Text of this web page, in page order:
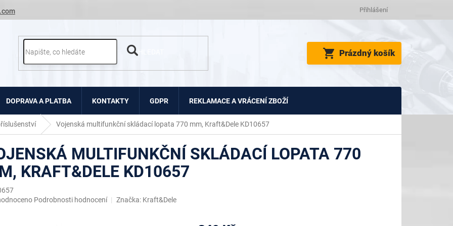
Přihlášení
NÁKUPNÍ
KOŠÍK
Prázdný košík
DOPRAVA A PLATBA KONTAKTY GDPR REKLAMACE A VRÁCENÍ ZBOŽÍ
Vojenská multifunkční skládací lopata 770 mm, Kraft&Dele KD10657
MULTIFUNKČNÍ SKLÁDACÍ LOPATA 770
KRAFT&DELE KD10657
Podrobnosti hodnocení Značka: Kraft&Dele